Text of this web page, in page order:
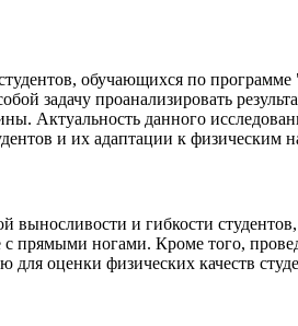
обучающихся по
задачу проанализировать
Актуальность данного
и их адаптации к физическим
и гибкости
прямыми ногами. Кроме того,
оценки физических качеств